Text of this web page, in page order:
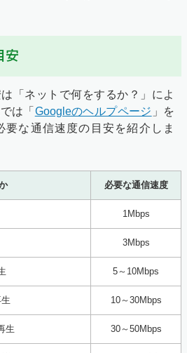
安
「ネットで何をするか？」によ
は「 Googleのヘルプページ 」を
要な通信速度の目安を紹介しま
必要な通信速度
1Mbps
3Mbps
5～10Mbps
10～30Mbps
生 30～50Mbps